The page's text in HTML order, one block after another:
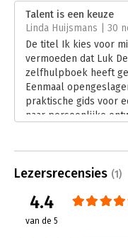
Verschijningsdatum:
Hoofdrubriek:
Talent is een keuze
Linda Huijsmans | 30
De titel Ik kies voor
vermoeden dat Luk
zelfhulpboek heeft
Eenmaal
praktische gids voor
naar persoonlijke
tot bloei komt. Om de
voorbeelden en
bij om zelf in te vullen.
Lezersrecensies (1)
4.4
van de 5